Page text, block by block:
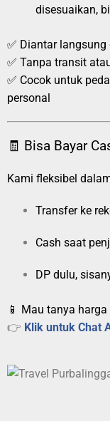
disesuaikan,
✅ Diantar
✅ Tanpa transit
✅ Cocok untuk
personal
🧾 Bisa Bayar
Kami fleksibel
Transfer ke
Cash saat
DP dulu,
📱 Mau tanya
👉 Klik untuk Chat